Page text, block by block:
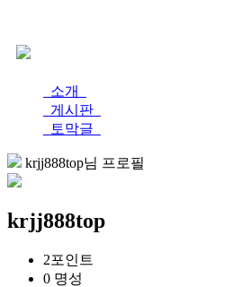
소개
게시판
토막글
krjj888top님 프로필
krjj888top
2포인트
0 명성